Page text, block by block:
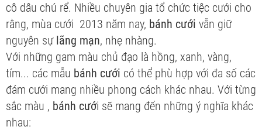
cô dâu chú rể. Nhiều chuyên gia tổ chức tiệc cưới cho
rằng, mùa cưới 2013 năm nay, bánh cưới vẫn giữ
nguyên sự lãng mạn, nhẹ nhàng.
Với những gam màu chủ đạo là hồng, xanh, vàng,
tím... các mẫu bánh cưới có thể phù hợp với đa số các
đám cưới mang nhiều phong cách khác nhau. Với từng
sắc màu , bánh cưới sẽ mang đến những ý nghĩa khác
nhau: